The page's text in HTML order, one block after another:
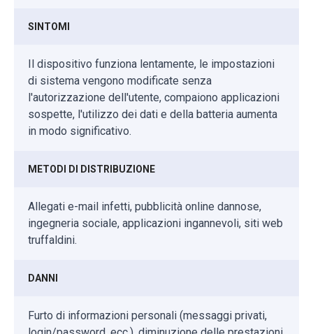
SINTOMI
Il dispositivo funziona lentamente, le impostazioni
di sistema vengono modificate senza
l'autorizzazione dell'utente, compaiono applicazioni
sospette, l'utilizzo dei dati e della batteria aumenta
in modo significativo.
METODI DI DISTRIBUZIONE
Allegati e-mail infetti, pubblicità online dannose,
ingegneria sociale, applicazioni ingannevoli, siti web
truffaldini.
DANNI
Furto di informazioni personali (messaggi privati,